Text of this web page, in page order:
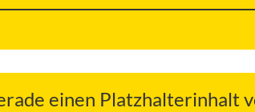
einen Platzhalterinhalt